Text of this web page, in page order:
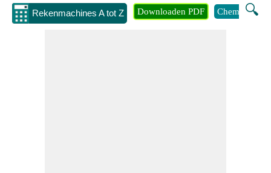
Rekenmachines A tot Z 🔍
Downloaden PDF Chemie